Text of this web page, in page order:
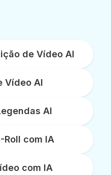
de Vídeo AI
Vídeo AI
AI
Roll com IA
com IA